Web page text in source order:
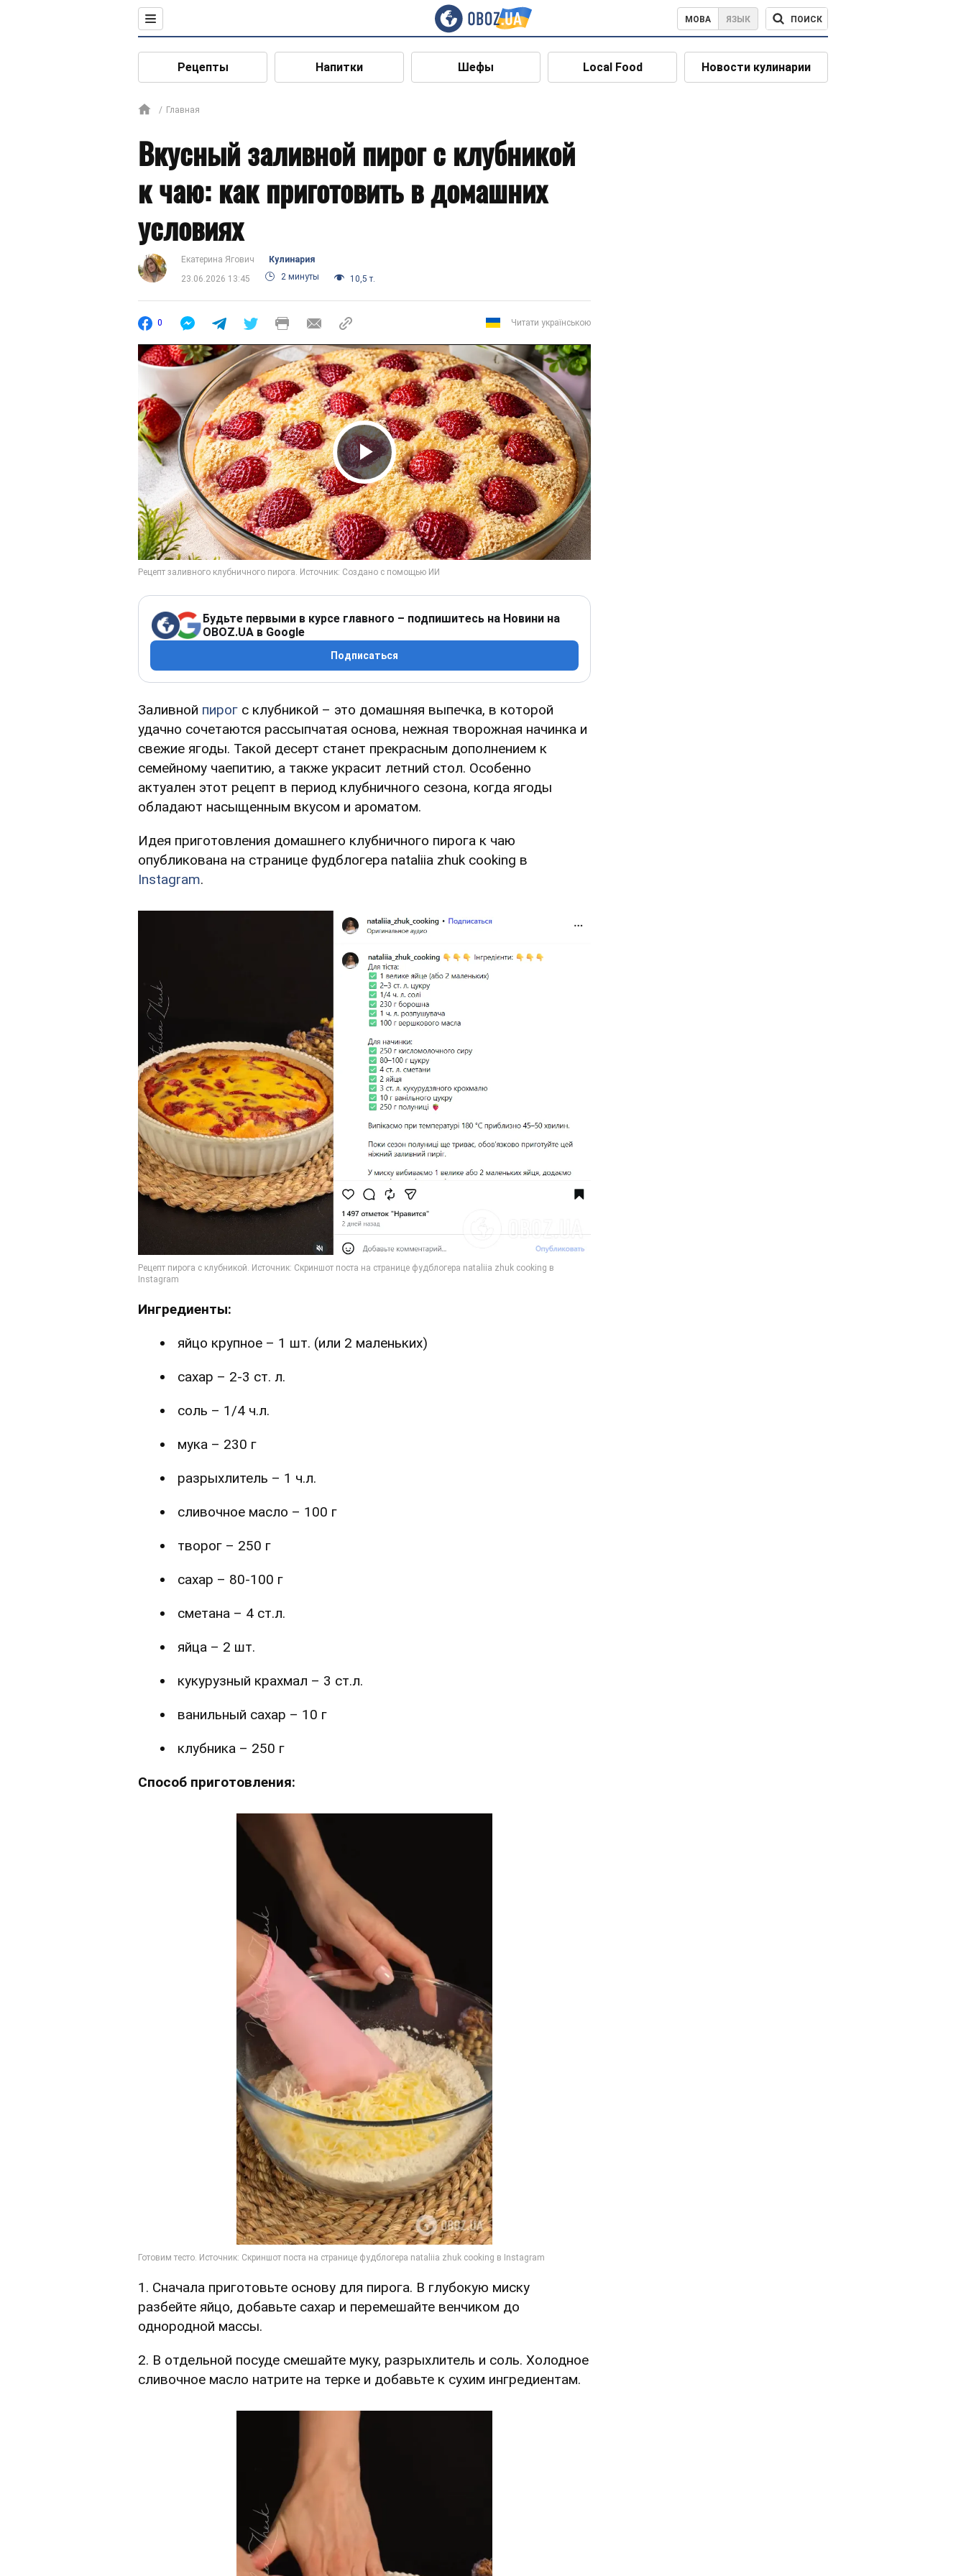
МОВА ЯЗЫК ПОИСК
Рецепты Напитки Шефы Local Food Новости кулинарии
Главная
Вкусный заливной пирог с клубникой
к чаю: как приготовить в домашних
условиях
Екатерина Ягович
Кулинария
23.06.2026 13:45
2 минуты 10,5 т.
0 Читати українською
Play Video
Будьте первыми в курсе главного – подпишитесь на Новини на
OBOZ.UA в Google
Подписаться
Заливной пирог с клубникой – это домашняя выпечка, в которой
удачно сочетаются рассыпчатая основа, нежная творожная начинка и
свежие ягоды. Такой десерт станет прекрасным дополнением к
семейному чаепитию, а также украсит летний стол. Особенно
актуален этот рецепт в период клубничного сезона, когда ягоды
обладают насыщенным вкусом и ароматом.
Идея приготовления домашнего клубничного пирога к чаю
опубликована на странице фудблогера nataliia zhuk cooking в
Instagram.
Ингредиенты:
яйцо крупное – 1 шт. (или 2 маленьких)
сахар – 2-3 ст. л.
соль – 1/4 ч.л.
мука – 230 г
разрыхлитель – 1 ч.л.
сливочное масло – 100 г
творог – 250 г
сахар – 80-100 г
сметана – 4 ст.л.
яйца – 2 шт.
кукурузный крахмал – 3 ст.л.
ванильный сахар – 10 г
клубника – 250 г
Способ приготовления:
1. Сначала приготовьте основу для пирога. В глубокую миску
разбейте яйцо, добавьте сахар и перемешайте венчиком до
однородной массы.
2. В отдельной посуде смешайте муку, разрыхлитель и соль. Холодное
сливочное масло натрите на терке и добавьте к сухим ингредиентам.